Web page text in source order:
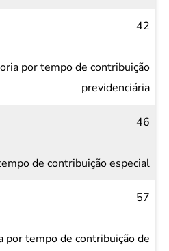
42
por tempo de contribuição
previdenciária
46
de contribuição especial
57
por tempo de contribuição de